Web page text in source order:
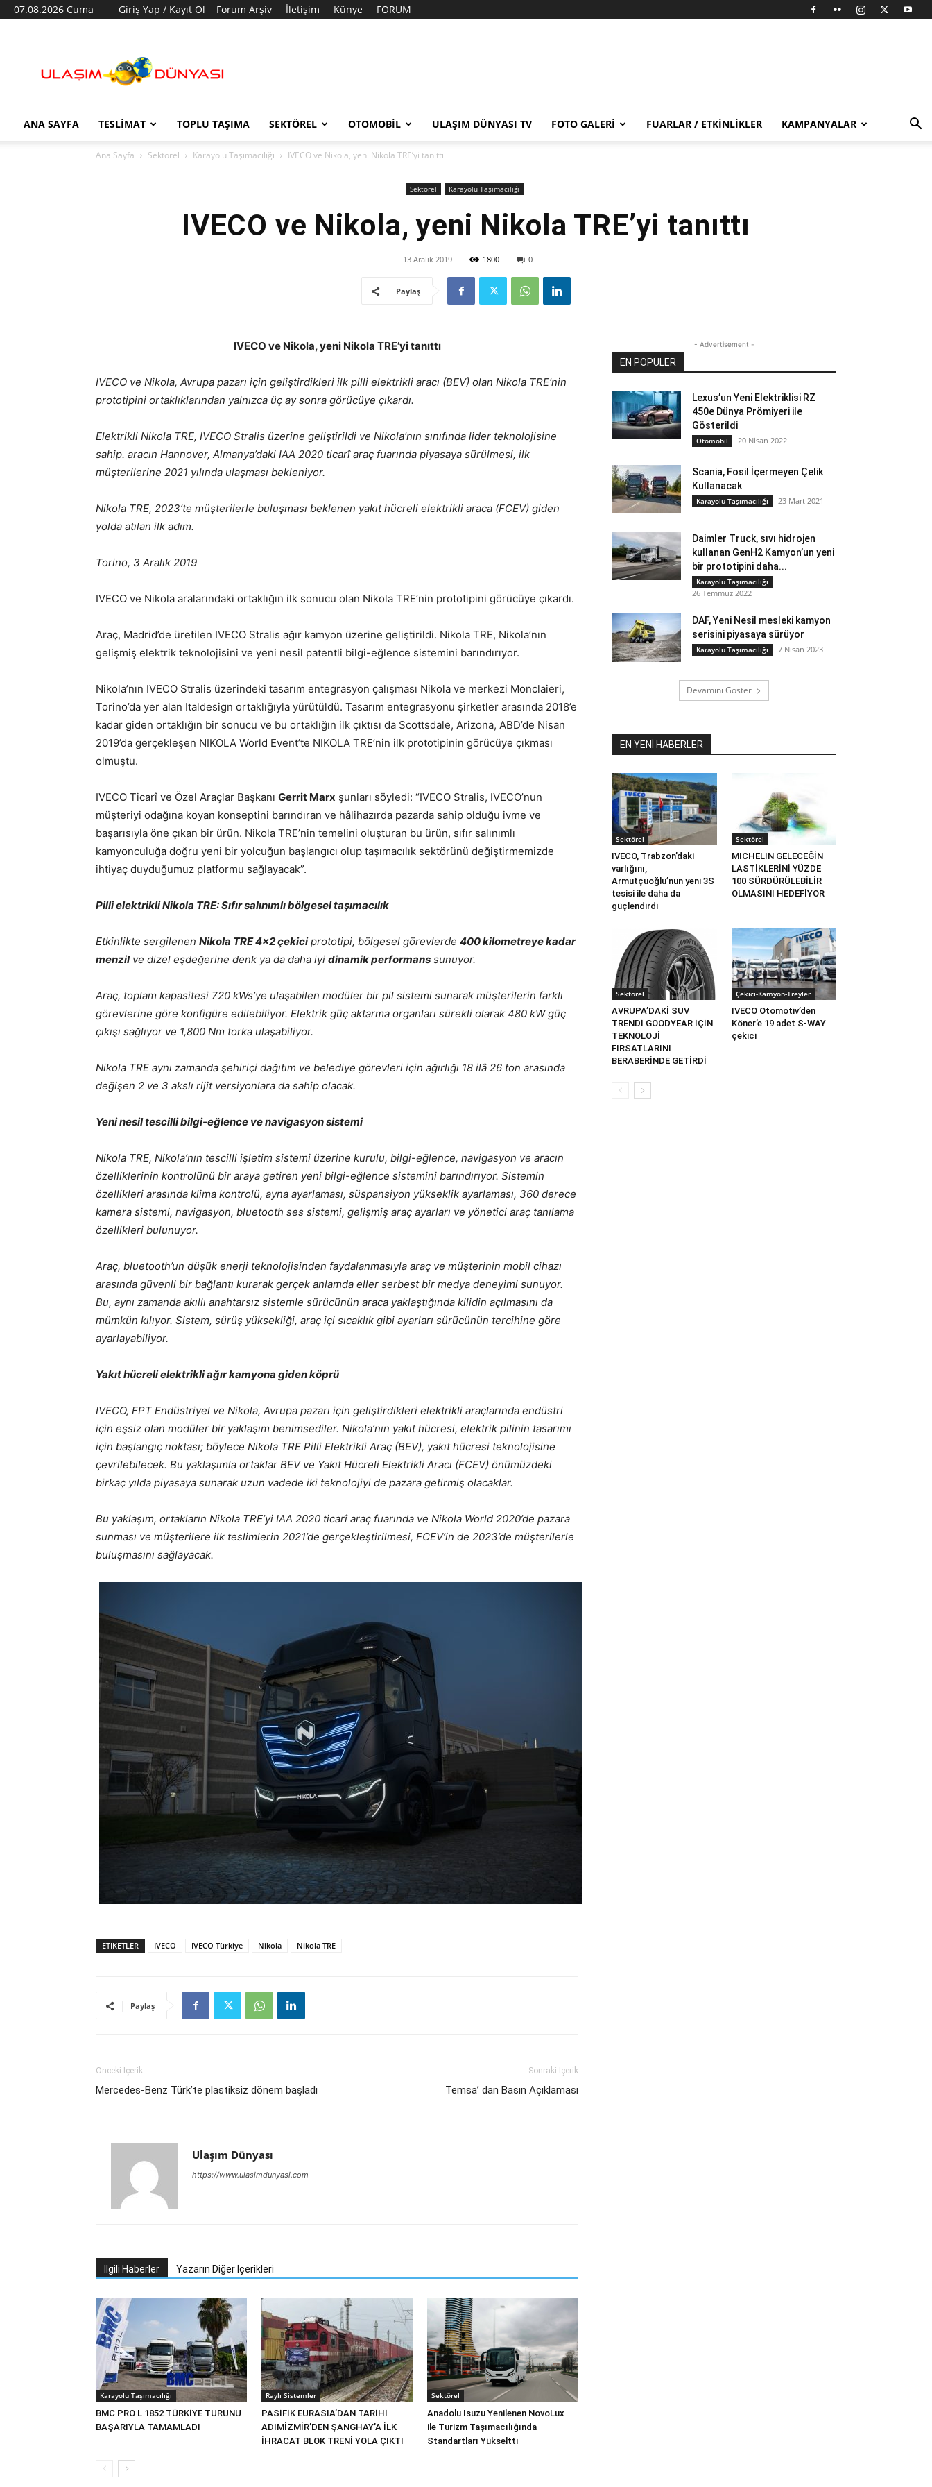
07.08.2026 Cuma Giriş Yap / Kayıt Ol Forum Arşiv İletişim Künye FORUM
Dünyası
ANA SAYFA TESLIMAT TOPLU TAŞIMA SEKTÖREL OTOMOBIL ULAŞIM DÜNYASI TV FOTO GALERI FUARLAR / ETKINLIKLER KAMPANYALAR
Ana Sayfa Sektörel Karayolu Taşımacılığı IVECO ve Nikola, yeni Nikola TRE’yi tanıttı
Sektörel Karayolu Taşımacılığı
IVECO ve Nikola, yeni Nikola TRE’yi tanıttı
13 Aralık 2019 1800 0
Paylaş
IVECO ve Nikola, yeni Nikola TRE’yi tanıttı
IVECO ve Nikola, Avrupa pazarı için geliştirdikleri ilk pilli elektrikli aracı (BEV) olan Nikola TRE’nin
prototipini ortaklıklarından yalnızca üç ay sonra görücüye çıkardı.
Elektrikli Nikola TRE, IVECO Stralis üzerine geliştirildi ve Nikola’nın sınıfında lider teknolojisine
sahip. aracın Hannover, Almanya’daki IAA 2020 ticarî araç fuarında piyasaya sürülmesi, ilk
müşterilerine 2021 yılında ulaşması bekleniyor.
Nikola TRE, 2023’te müşterilerle buluşması beklenen yakıt hücreli elektrikli araca (FCEV) giden
yolda atılan ilk adım.
Torino, 3 Aralık 2019
IVECO ve Nikola aralarındaki ortaklığın ilk sonucu olan Nikola TRE’nin prototipini görücüye çıkardı.
Araç, Madrid’de üretilen IVECO Stralis ağır kamyon üzerine geliştirildi. Nikola TRE, Nikola’nın
gelişmiş elektrik teknolojisini ve yeni nesil patentli bilgi-eğlence sistemini barındırıyor.
Nikola’nın IVECO Stralis üzerindeki tasarım entegrasyon çalışması Nikola ve merkezi Monclaieri,
Torino’da yer alan Italdesign ortaklığıyla yürütüldü. Tasarım entegrasyonu şirketler arasında 2018’e
kadar giden ortaklığın bir sonucu ve bu ortaklığın ilk çıktısı da Scottsdale, Arizona, ABD’de Nisan
2019’da gerçekleşen NIKOLA World Event’te NIKOLA TRE’nin ilk prototipinin görücüye çıkması
olmuştu.
IVECO Ticarî ve Özel Araçlar Başkanı Gerrit Marx şunları söyledi: “IVECO Stralis, IVECO’nun
müşteriyi odağına koyan konseptini barındıran ve hâlihazırda pazarda sahip olduğu ivme ve
başarısıyla öne çıkan bir ürün. Nikola TRE’nin temelini oluşturan bu ürün, sıfır salınımlı
kamyonculuğa doğru yeni bir yolcuğun başlangıcı olup taşımacılık sektörünü değiştirmemizde
ihtiyaç duyduğumuz platformu sağlayacak”.
Pilli elektrikli Nikola TRE: Sıfır salınımlı bölgesel taşımacılık
Etkinlikte sergilenen Nikola TRE 4×2 çekiciprototipi, bölgesel görevlerde 400 kilometreye kadar
menzilve dizel eşdeğerine denk ya da daha iyi dinamik performans sunuyor.
Araç, toplam kapasitesi 720 kWs’ye ulaşabilen modüler bir pil sistemi sunarak müşterilerin farklı
görevlerine göre konfigüre edilebiliyor. Elektrik güç aktarma organları sürekli olarak 480 kW güç
çıkışı sağlıyor ve 1,800 Nm torka ulaşabiliyor.
Nikola TRE aynı zamanda şehiriçi dağıtım ve belediye görevleri için ağırlığı 18 ilâ 26 ton arasında
değişen 2 ve 3 akslı rijit versiyonlara da sahip olacak.
Yeni nesil tescilli bilgi-eğlence ve navigasyon sistemi
Nikola TRE, Nikola’nın tescilli işletim sistemi üzerine kurulu, bilgi-eğlence, navigasyon ve aracın
özelliklerinin kontrolünü bir araya getiren yeni bilgi-eğlence sistemini barındırıyor. Sistemin
özellikleri arasında klima kontrolü, ayna ayarlaması, süspansiyon yükseklik ayarlaması, 360 derece
kamera sistemi, navigasyon, bluetooth ses sistemi, gelişmiş araç ayarları ve yönetici araç tanılama
özellikleri bulunuyor.
Araç, bluetooth’un düşük enerji teknolojisinden faydalanmasıyla araç ve müşterinin mobil cihazı
arasında güvenli bir bağlantı kurarak gerçek anlamda eller serbest bir medya deneyimi sunuyor.
Bu, aynı zamanda akıllı anahtarsız sistemle sürücünün araca yaklaştığında kilidin açılmasını da
mümkün kılıyor. Sistem, sürüş yüksekliği, araç içi sıcaklık gibi ayarları sürücünün tercihine göre
ayarlayabiliyor.
Yakıt hücreli elektrikli ağır kamyona giden köprü
IVECO, FPT Endüstriyel ve Nikola, Avrupa pazarı için geliştirdikleri elektrikli araçlarında endüstri
için eşsiz olan modüler bir yaklaşım benimsediler. Nikola’nın yakıt hücresi, elektrik pilinin tasarımı
için başlangıç noktası; böylece Nikola TRE Pilli Elektrikli Araç (BEV), yakıt hücresi teknolojisine
çevrilebilecek. Bu yaklaşımla ortaklar BEV ve Yakıt Hücreli Elektrikli Aracı (FCEV) önümüzdeki
birkaç yılda piyasaya sunarak uzun vadede iki teknolojiyi de pazara getirmiş olacaklar.
Bu yaklaşım, ortakların Nikola TRE’yi IAA 2020 ticarî araç fuarında ve Nikola World 2020’de pazara
sunması ve müşterilere ilk teslimlerin 2021’de gerçekleştirilmesi, FCEV’in de 2023’de müşterilerle
buluşmasını sağlayacak.
ETIKETLER IVECO IVECO Türkiye Nikola Nikola TRE
Paylaş
Önceki İçerik
Mercedes-Benz Türk’te plastiksiz dönem başladı
Sonraki İçerik
Temsa’ dan Basın Açıklaması
Ulaşım Dünyası
https://www.ulasimdunyasi.com
İlgili Haberler Yazarın Diğer İçerikleri
Karayolu Taşımacılığı
BMC PRO L 1852 TÜRKİYE TURUNU
BAŞARIYLA TAMAMLADI
Raylı Sistemler
PASİFİK EURASIA’DAN TARİHİ
ADIMİZMİR’DEN ŞANGHAY’A İLK
İHRACAT BLOK TRENİ YOLA ÇIKTI
Sektörel
Anadolu Isuzu Yenilenen NovoLux
ile Turizm Taşımacılığında
Standartları Yükseltti
- Advertisement -
EN POPÜLER
Lexus’un Yeni Elektriklisi RZ
450e Dünya Prömiyeri ile
Gösterildi
Otomobil 20 Nisan 2022
Scania, Fosil İçermeyen Çelik
Kullanacak
Karayolu Taşımacılığı 23 Mart 2021
Daimler Truck, sıvı hidrojen
kullanan GenH2 Kamyon’un yeni
bir prototipini daha...
Karayolu Taşımacılığı
26 Temmuz 2022
DAF, Yeni Nesil mesleki kamyon
serisini piyasaya sürüyor
Karayolu Taşımacılığı 7 Nisan 2023
Devamını Göster
EN YENİ HABERLER
Sektörel
IVECO, Trabzon’daki
varlığını,
Armutçuoğlu’nun yeni 3S
tesisi ile daha da
güçlendirdi
Sektörel
MICHELIN GELECEĞİN
LASTİKLERİNİ YÜZDE
100 SÜRDÜRÜLEBİLİR
OLMASINI HEDEFİYOR
Sektörel
AVRUPA’DAKİ SUV
TRENDİ GOODYEAR İÇİN
TEKNOLOJİ
FIRSATLARINI
BERABERİNDE GETİRDİ
Çekici-Kamyon-Treyler
IVECO Otomotiv’den
Köner’e 19 adet S-WAY
çekici